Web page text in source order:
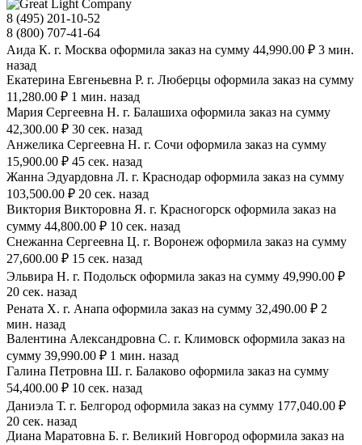
8 (495) 201-10-52
8 (800) 707-41-64
Аида К. г. Москва оформила заказ на сумму 44,990.00 ₽ 3 мин.
назад
Екатерина Евгеньевна Р. г. Люберцы оформила заказ на сумму
11,280.00 ₽ 1 мин. назад
Мария Сергеевна H. г. Балашиха оформила заказ на сумму
42,300.00 ₽ 30 сек. назад
Анжелика Сергеевна Н. г. Сочи оформила заказ на сумму
15,900.00 ₽ 45 сек. назад
Жанна Эдуардовна Л. г. Краснодар оформила заказ на сумму
103,500.00 ₽ 20 сек. назад
Виктория Викторовна Я. г. Красногорск оформила заказ на
сумму 44,800.00 ₽ 10 сек. назад
Снежанна Сергеевна Ц. г. Воронеж оформила заказ на сумму
27,600.00 ₽ 15 сек. назад
Эльвира Н. г. Подольск оформила заказ на сумму 49,990.00 ₽
20 сек. назад
Рената Х. г. Анапа оформила заказ на сумму 32,490.00 ₽ 2
мин. назад
Валентина Александровна С. г. Климовск оформила заказ на
сумму 39,990.00 ₽ 1 мин. назад
Галина Петровна Ш. г. Балаково оформила заказ на сумму
54,400.00 ₽ 10 сек. назад
Даниэла Т. г. Белгород оформила заказ на сумму 177,040.00 ₽
20 сек. назад
Диана Маратовна Б. г. Великий Новгород оформила заказ на